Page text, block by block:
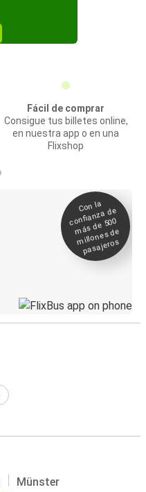
Fácil de comprar
Consigue tus billetes online,
en nuestra app o en una
Flixshop
Con la
confianza de
más de 500
millones de
pasajeros
Münster